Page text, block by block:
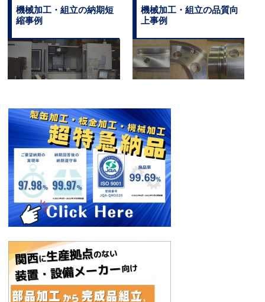
機械加工・組立の納期短
縮事例
機械加工・組立の品質向
上事例